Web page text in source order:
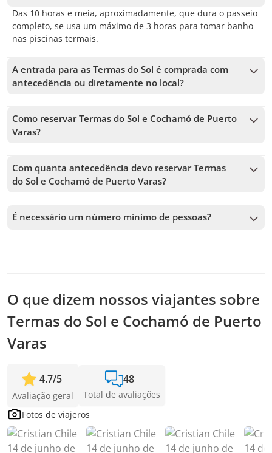
Das 10 horas e meia, aproximadamente, que dura o passeio
completo, se usa um máximo de 3 horas para tomar banho
nas piscinas termais.
A entrada para as Termas do Sol é comprada com
antecedência ou diretamente no local?
diretamente na bilheteria ou reservá-la com pelo menos 24
horas de antecedência no
https://termasdelsol.com/collections/entradas
Como reservar Termas do Sol e Cochamó de Puerto
Varas?
você deve escolher a data e seguir os passos no site. No
carrinho, você poderá adicionar mais tours antes de
confirmar sua reserva.
Com quanta antecedência devo reservar Termas
do Sol e Cochamó de Puerto Varas?
disponibilidade. Por isso, recomendamos reservar o quanto
antes para garantir sua vaga.
É necessário um número mínimo de pessoas?
O que dizem nossos viajantes sobre
Termas do Sol e Cochamó de Puerto
Varas
4.7/5
Avaliação geral
48
Total de avaliações
Fotos de viajeros